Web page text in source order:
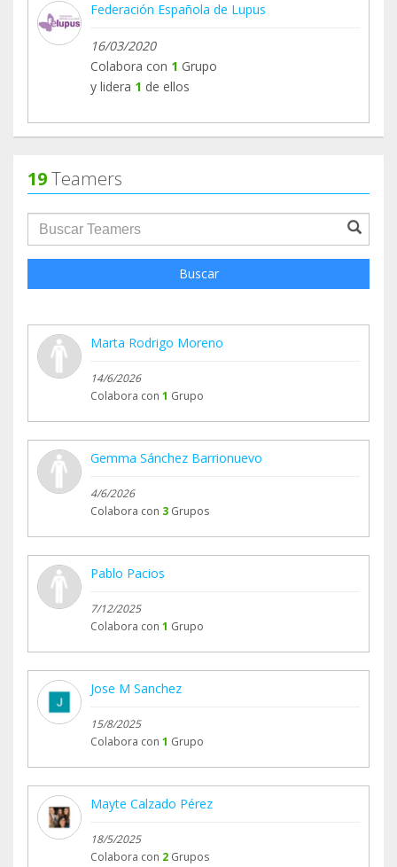
Federación Española de Lupus
16/03/2020
Colabora con 1 Grupo
y lidera 1 de ellos
19Teamers
groupProfile.searchForm.search.text???
Buscar
Marta Rodrigo Moreno
14/6/2026
Colabora con 1 Grupo
Gemma Sánchez Barrionuevo
4/6/2026
Colabora con 3 Grupos
Pablo Pacios
7/12/2025
Colabora con 1 Grupo
Jose M Sanchez
15/8/2025
Colabora con 1 Grupo
Mayte Calzado Pérez
18/5/2025
Colabora con 2 Grupos